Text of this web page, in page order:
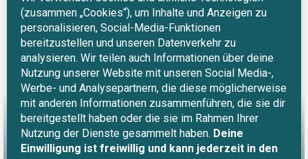
Datenschutz
Barrierefreiheit
Kontakt
info(at)eder-consulting.de